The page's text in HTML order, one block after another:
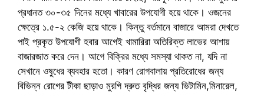
প্রধানত ৩০-৩৫ দিনের মধ্যে খাবারের উপযোগী হয়ে থাকে। ওজনের
ক্ষেত্রে ১.৫-২ কেজি হয়ে থাকে। কিন্তু বর্তমানে বাজারে আমরা দেখতে
পাই প্রকৃত উপযোগী হবার আগেই খামারিরা অতিরিক্ত লাভের আশায়
বাজারজাত করে দেন। আগে বিক্রির মধ্যে সমস্যা থাকত না, যদি না
সেখানে ওষুধের ব্যবহার হতো। কারণ রোগবালায় প্রতিরোধের জন্য
বিভিন্ন রোগের টীকা ছাড়াও মুরগি দ্রুত বৃদ্ধির জন্য ভিটামিন,মিনারেল,